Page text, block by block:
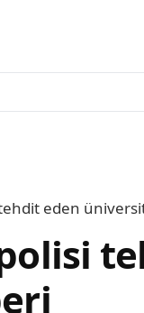
eden